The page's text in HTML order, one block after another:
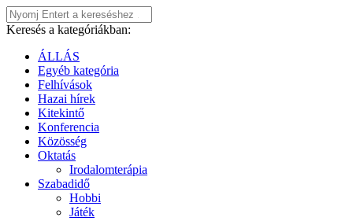
Keresés a kategóriákban:
ÁLLÁS
Egyéb kategória
Felhívások
Hazai hírek
Kitekintő
Konferencia
Közösség
Oktatás
Irodalomterápia
Szabadidő
Hobbi
Játék